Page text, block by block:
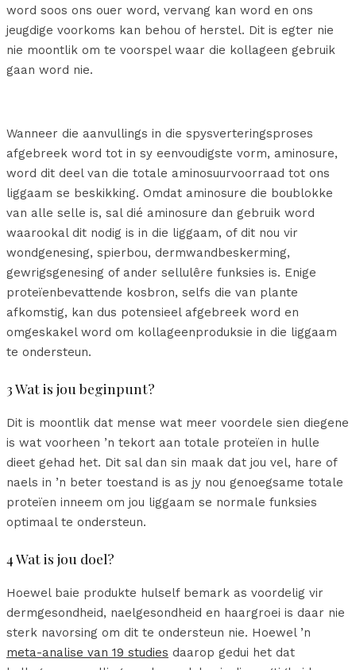
word soos ons ouer word, vervang kan word en ons
jeugdige voorkoms kan behou of herstel. Dit is egter nie
nie moontlik om te voorspel waar die kollageen gebruik
gaan word nie.
Wanneer die aanvullings in die spysverteringsproses
afgebreek word tot in sy eenvoudigste vorm, aminosure,
word dit deel van die totale aminosuurvoorraad tot ons
liggaam se beskikking. Omdat aminosure die boublokke
van alle selle is, sal dié aminosure dan gebruik word
waarookal dit nodig is in die liggaam, of dit nou vir
wondgenesing, spierbou, dermwandbeskerming,
gewrigsgenesing of ander sellulêre funksies is. Enige
proteïenbevattende kosbron, selfs die van plante
afkomstig, kan dus potensieel afgebreek word en
omgeskakel word om kollageenproduksie in die liggaam
te ondersteun.
3 Wat is jou beginpunt?
Dit is moontlik dat mense wat meer voordele sien diegene
is wat voorheen ’n tekort aan totale proteïen in hulle
dieet gehad het. Dit sal dan sin maak dat jou vel, hare of
naels in ’n beter toestand is as jy nou genoegsame totale
proteïen inneem om jou liggaam se normale funksies
optimaal te ondersteun.
4 Wat is jou doel?
Hoewel baie produkte hulself bemark as voordelig vir
dermgesondheid, naelgesondheid en haargroei is daar nie
sterk navorsing om dit te ondersteun nie. Hoewel ’n
meta-analise van 19 studies daarop gedui het dat